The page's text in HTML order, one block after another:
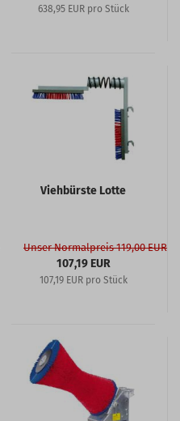
638,95 EUR pro Stück
Viehbürste Lotte
Unser Normalpreis 119,00 EUR
107,19 EUR
107,19 EUR pro Stück